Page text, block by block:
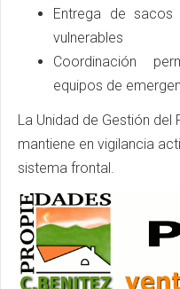
Entrega de
vulnerables
Coordinación
equipos de
La Unidad de Gestión del
mantiene en vigilancia
sistema frontal.